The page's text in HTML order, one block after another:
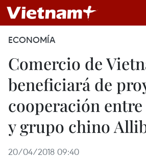
ECONOMÍA
Comercio de
beneficiará de
cooperación
y grupo chino
20/04/2018 09:40